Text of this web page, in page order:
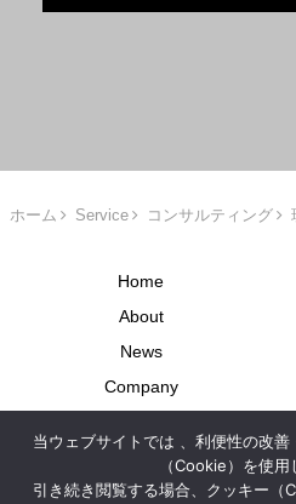
ホーム Service コンサルティング
Home
About
News
Company
労使協定に
Copyright © 2024-2026 APC
当ウェブサイトでは 、利便性の改
（Cookie）を使用
引き続き閲覧する場合、クッキー（